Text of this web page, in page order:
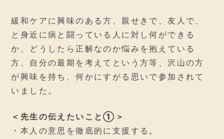
緩和ケアに興味のある方、親せきで、友人で、
と身近に病と闘っている人に対し何ができる
か、どうしたら正解なのか悩みを抱えている
方、自分の最期を考えてという方等、沢山の方
が興味を持ち、何かにすがる思いで参加されて
いました。
＜先生の伝えたいこと①＞
・本人の意思を徹底的に支援する。